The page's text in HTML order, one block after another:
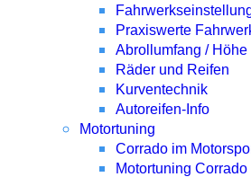
Praxiswerte
Abrollumfang / Höhe
Räder und Reifen
Kurventechnik
Autoreifen-Info
Motortuning
Corrado im
Motortuning Corrado